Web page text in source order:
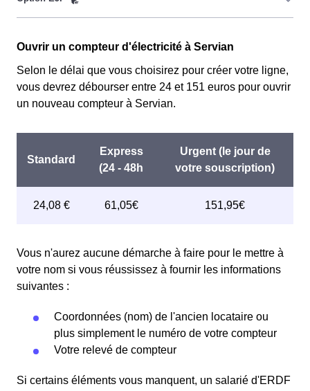
permettant ainsi de réduire sa facture d'électricité en
tarif est proposé par la plupart des fournisseurs
d'électricité en France et est accessible aux Serviannais
uniquement les clients Serviannais qui l'avaient choisie
avant 1998. Elle implique deux tarifs : pendant 22 jours,
le prix de l'électricité est multiplié par quatre, tandis que
les autres jours de l'année, le prix est réduit de 20% par
Ouvrir un compteur d'électricité à Servian
Selon le délai que vous choisirez pour créer votre ligne,
vous devrez débourser entre 24 et 151 euros pour ouvrir
un nouveau compteur à Servian.
Vous n'aurez aucune démarche à faire pour le mettre à
votre nom si vous réussissez à fournir les informations
suivantes :
Coordonnées (nom) de l'ancien locataire ou
plus simplement le numéro de votre compteur
Votre relevé de compteur
Si certains éléments vous manquent, un salarié d'ERDF